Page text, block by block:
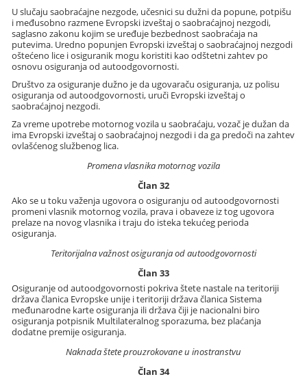
U slučaju saobraćajne nezgode, učesnici su dužni da popune, potpišu
i međusobno razmene Evropski izveštaj o saobraćajnoj nezgodi,
saglasno zakonu kojim se uređuje bezbednost saobraćaja na
putevima. Uredno popunjen Evropski izveštaj o saobraćajnoj nezgodi
oštećeno lice i osiguranik mogu koristiti kao odštetni zahtev po
osnovu osiguranja od autoodgovornosti.
Društvo za osiguranje dužno je da ugovaraču osiguranja, uz polisu
osiguranja od autoodgovornosti, uruči Evropski izveštaj o
saobraćajnoj nezgodi.
Za vreme upotrebe motornog vozila u saobraćaju, vozač je dužan da
ima Evropski izveštaj o saobraćajnoj nezgodi i da ga predoči na zahtev
ovlašćenog službenog lica.
Promena vlasnika motornog vozila
Član 32
Ako se u toku važenja ugovora o osiguranju od autoodgovornosti
promeni vlasnik motornog vozila, prava i obaveze iz tog ugovora
prelaze na novog vlasnika i traju do isteka tekućeg perioda
osiguranja.
Teritorijalna važnost osiguranja od autoodgovornosti
Član 33
Osiguranje od autoodgovornosti pokriva štete nastale na teritoriji
država članica Evropske unije i teritoriji država članica Sistema
međunarodne karte osiguranja ili država čiji je nacionalni biro
osiguranja potpisnik Multilateralnog sporazuma, bez plaćanja
dodatne premije osiguranja.
Naknada štete prouzrokovane u inostranstvu
Član 34